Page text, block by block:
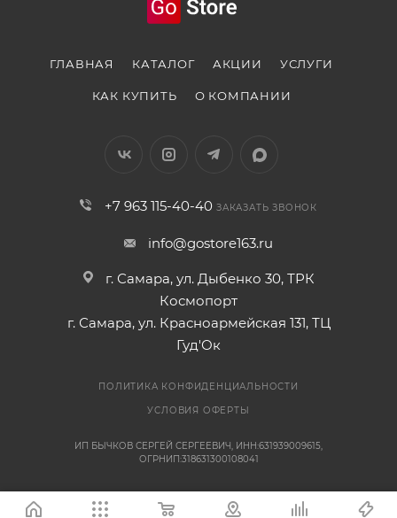
ГЛАВНАЯ КАТАЛОГ АКЦИИ УСЛУГИ
КАК КУПИТЬ О КОМПАНИИ
+7 963 115-40-40 ЗАКАЗАТЬ ЗВОНОК
info@gostore163.ru
г. Самара, ул. Дыбенко 30, ТРК
Космопорт
г. Самара, ул. Красноармейская 131, ТЦ
Гуд'Ок
ПОЛИТИКА КОНФИДЕНЦИАЛЬНОСТИ
УСЛОВИЯ ОФЕРТЫ
ИП БЫЧКОВ СЕРГЕЙ СЕРГЕЕВИЧ, ИНН:631939009615,
ОГРНИП:318631300108041